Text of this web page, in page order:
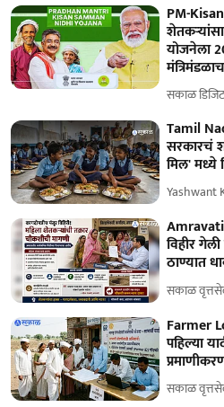
PM-
योजनेला
सकाळ
Tamil
सरकारचं
मिल' मध्ये
Yashwant
विहीर
ठाण्यात
सकाळ
Farmer
पहिल्या
सकाळ